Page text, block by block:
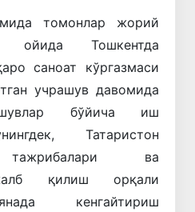
томонлар жорий
ойида Тошкентда
саноат кўргазмаси
учрашув давомида
бўйича иш
Татаристон
тажрибалари ва
қилиш орқали
кенгайтириш